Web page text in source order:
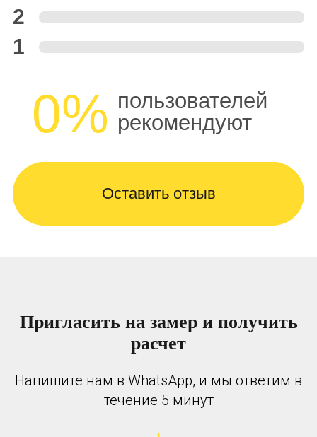
2
1
0% пользователей
рекомендуют
Оставить отзыв
Пригласить на замер и получить
расчет
Напишите нам в WhatsApp, и мы ответим в
течение 5 минут